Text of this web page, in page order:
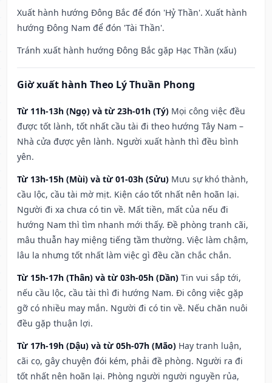
Xuất hành hướng Đông Bắc để đón 'Hỷ Thần'. Xuất hành
hướng Đông Nam để đón 'Tài Thần'.
Tránh xuất hành hướng Đông Bắc gặp Hạc Thần (xấu)
Giờ xuất hành Theo Lý Thuần Phong
Từ 11h-13h (Ngọ) và từ 23h-01h (Tý) Mọi công việc đều
được tốt lành, tốt nhất cầu tài đi theo hướng Tây Nam –
Nhà cửa được yên lành. Người xuất hành thì đều bình
yên.
Từ 13h-15h (Mùi) và từ 01-03h (Sửu) Mưu sự khó thành,
cầu lộc, cầu tài mờ mịt. Kiện cáo tốt nhất nên hoãn lại.
Người đi xa chưa có tin về. Mất tiền, mất của nếu đi
hướng Nam thì tìm nhanh mới thấy. Đề phòng tranh cãi,
mâu thuẫn hay miệng tiếng tầm thường. Việc làm chậm,
lâu la nhưng tốt nhất làm việc gì đều cần chắc chắn.
Từ 15h-17h (Thân) và từ 03h-05h (Dần) Tin vui sắp tới,
nếu cầu lộc, cầu tài thì đi hướng Nam. Đi công việc gặp
gỡ có nhiều may mắn. Người đi có tin về. Nếu chăn nuôi
đều gặp thuận lợi.
Từ 17h-19h (Dậu) và từ 05h-07h (Mão) Hay tranh luận,
cãi cọ, gây chuyện đói kém, phải đề phòng. Người ra đi
tốt nhất nên hoãn lại. Phòng người người nguyền rủa,